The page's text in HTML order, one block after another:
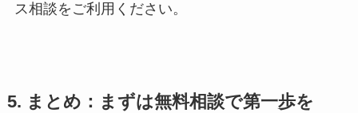
ス相談をご利用ください。
5. まとめ：まずは無料相談で第一歩を